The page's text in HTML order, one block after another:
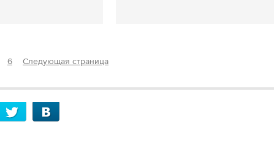
6 Следующая страница